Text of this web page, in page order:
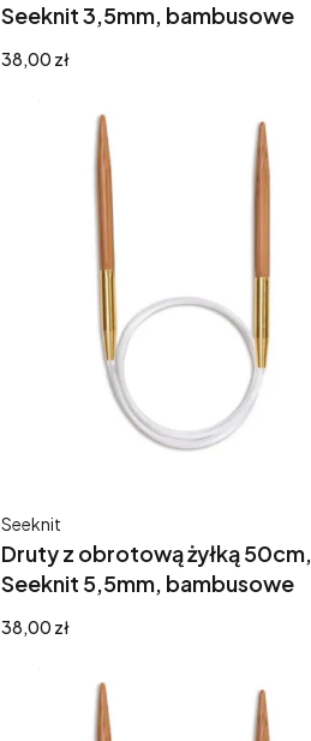
Seeknit 3,5mm, bambusowe
Cena
38,00 zł
Druty z obrotową żyłką 50cm,
Seeknit 5,5mm, bambusowe
Producent
Seeknit
Cena
38,00 zł